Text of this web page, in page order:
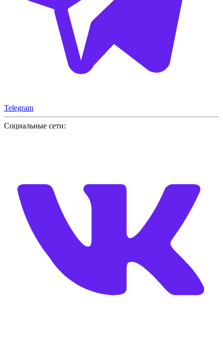
Telegram
Социальные сети: